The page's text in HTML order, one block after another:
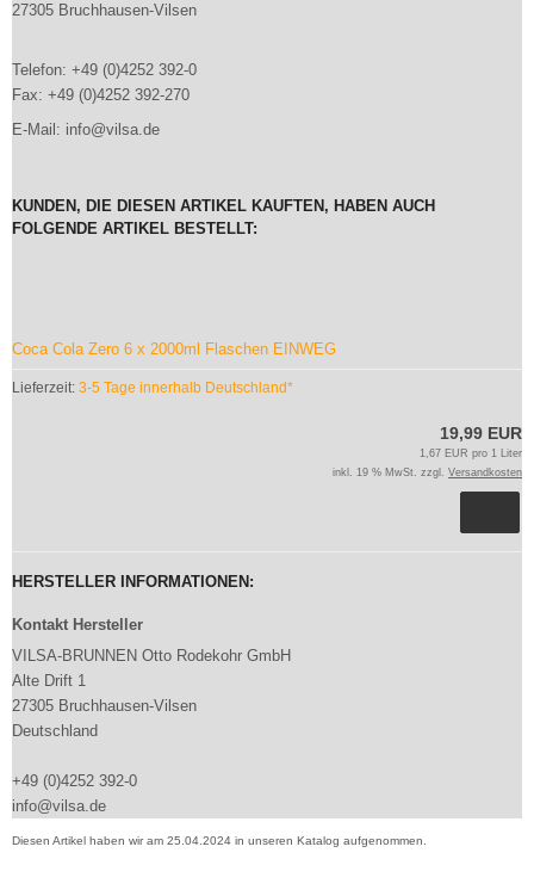
27305 Bruchhausen-Vilsen
Telefon: +49 (0)4252 392-0
Fax: +49 (0)4252 392-270
E-Mail: info@vilsa.de
KUNDEN, DIE DIESEN ARTIKEL KAUFTEN, HABEN AUCH
FOLGENDE ARTIKEL BESTELLT:
Coca Cola Zero 6 x 2000ml Flaschen EINWEG
Lieferzeit: 3-5 Tage innerhalb Deutschland*
19,99 EUR
1,67 EUR pro 1 Liter
inkl. 19 % MwSt. zzgl. Versandkosten
HERSTELLER INFORMATIONEN:
Kontakt Hersteller
VILSA-BRUNNEN Otto Rodekohr GmbH
Alte Drift 1
27305 Bruchhausen-Vilsen
Deutschland
+49 (0)4252 392-0
info@vilsa.de
Diesen Artikel haben wir am 25.04.2024 in unseren Katalog aufgenommen.